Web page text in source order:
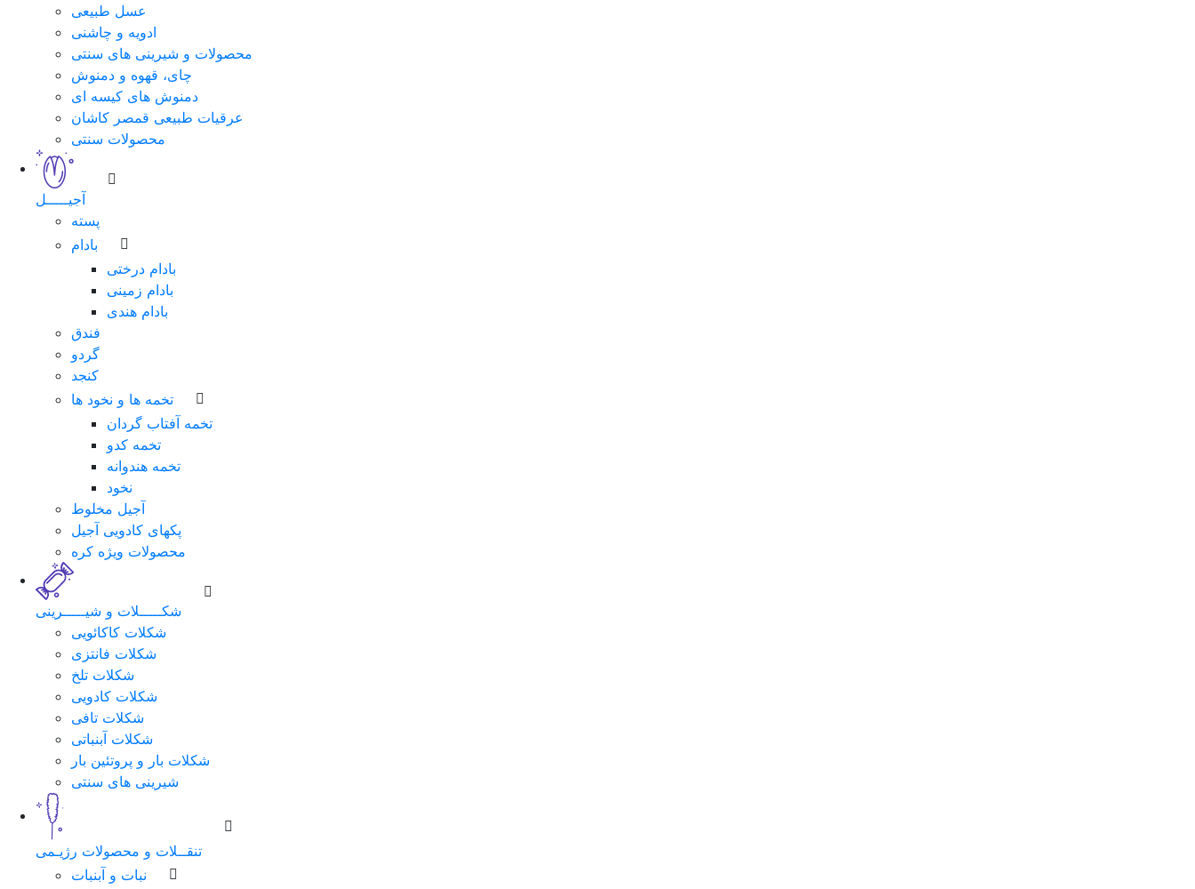
عسل طبیعی
ادویه و چاشنی
محصولات و شیرینی های سنتی
چای، قهوه و دمنوش
دمنوش های کیسه ای
عرقیات طبیعی قمصر کاشان
محصولات سنتی
آجیـــــل
پسته
بادام
بادام درختی
بادام زمینی
بادام هندی
فندق
گردو
کنجد
تخمه ها و نخود ها
تخمه آفتاب گردان
تخمه کدو
تخمه هندوانه
نخود
آجیل مخلوط
پکهای کادویی آجیل
محصولات ویژه کره
شکـــــلات و شیـــــرینی
شکلات کاکائویی
شکلات فانتزی
شکلات تلخ
شکلات کادویی
شکلات تافی
شکلات آبنباتی
شکلات بار و پروتئین بار
شیرینی های سنتی
تنقــلات و محصولات رژیـمی
نبات و آبنبات
لطفا
برای
ورود
فرم
تکمیل
نمایید.
شماره
همراه